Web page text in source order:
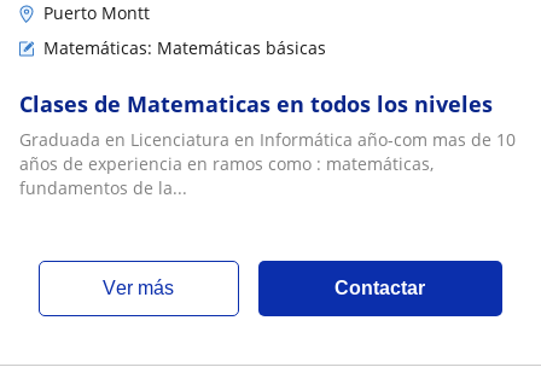
Puerto Montt
Matemáticas: Matemáticas básicas
Clases de Matematicas en todos los niveles
Graduada en Licenciatura en Informática año-com mas de 10
años de experiencia en ramos como : matemáticas,
fundamentos de la...
ver más Contactar